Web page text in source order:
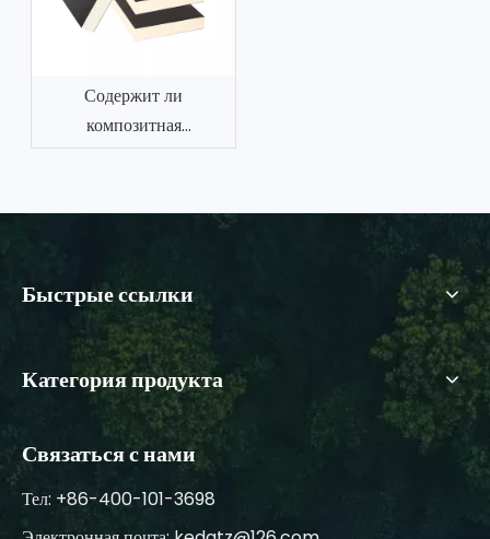
Содержит ли
композитная
изоляционная плита из
пенополиуретана
Быстрые ссылки
Категория продукта
Связаться с нами
Тел: +86-400-101-3698